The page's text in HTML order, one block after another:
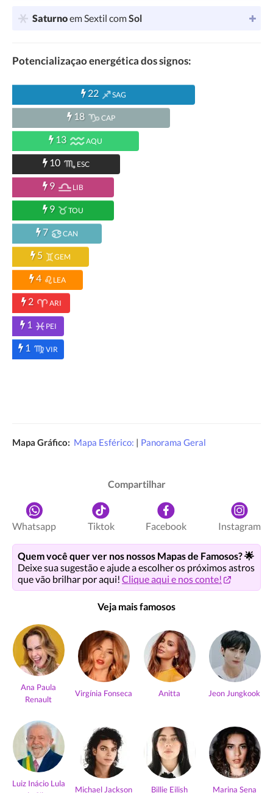
Saturnoem Sextil comSol
Potencializaçao energética dos signos:
22 SAG
18 CAP
13 AQU
10 ESC
9 LIB
9 TOU
7 CAN
5 GEM
4 LEA
2 ARI
1 PEI
1 VIR
Mapa Gráfico: Mapa Esférico: | Panorama Geral
Compartilhar
Whatsapp Tiktok Facebook Instagram
Quem você quer ver nos nossos Mapas de Famosos? 🌟
Deixe sua sugestão e ajude a escolher os próximos astros
que vão brilhar por aqui! Clique aqui e nos conte!
Veja mais famosos
Ana Paula
Renault
Virgínia Fonseca Anitta Jeon Jungkook
Luiz Inácio Lula
Michael Jackson Billie Eilish Marina Sena